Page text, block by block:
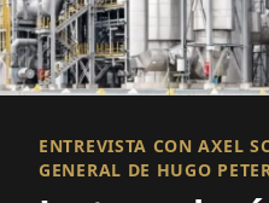
ENTREVISTA CON AXEL
GENERAL DE HUGO